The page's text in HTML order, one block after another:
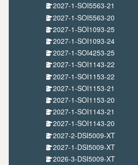
2027-1-SOI5563-21
2027-1-SOI5563-20
2027-1-SOI1093-25
2027-1-SOI1093-24
2027-1-SOI4253-25
2027-1-SOI1143-22
2027-1-SOI1153-22
2027-1-SOI1153-21
2027-1-SOI1153-20
2027-1-SOI1143-21
2027-1-SOI1143-20
2027-2-DSI5009-XT
2027-1-DSI5009-XT
2026-3-DSI5009-XT